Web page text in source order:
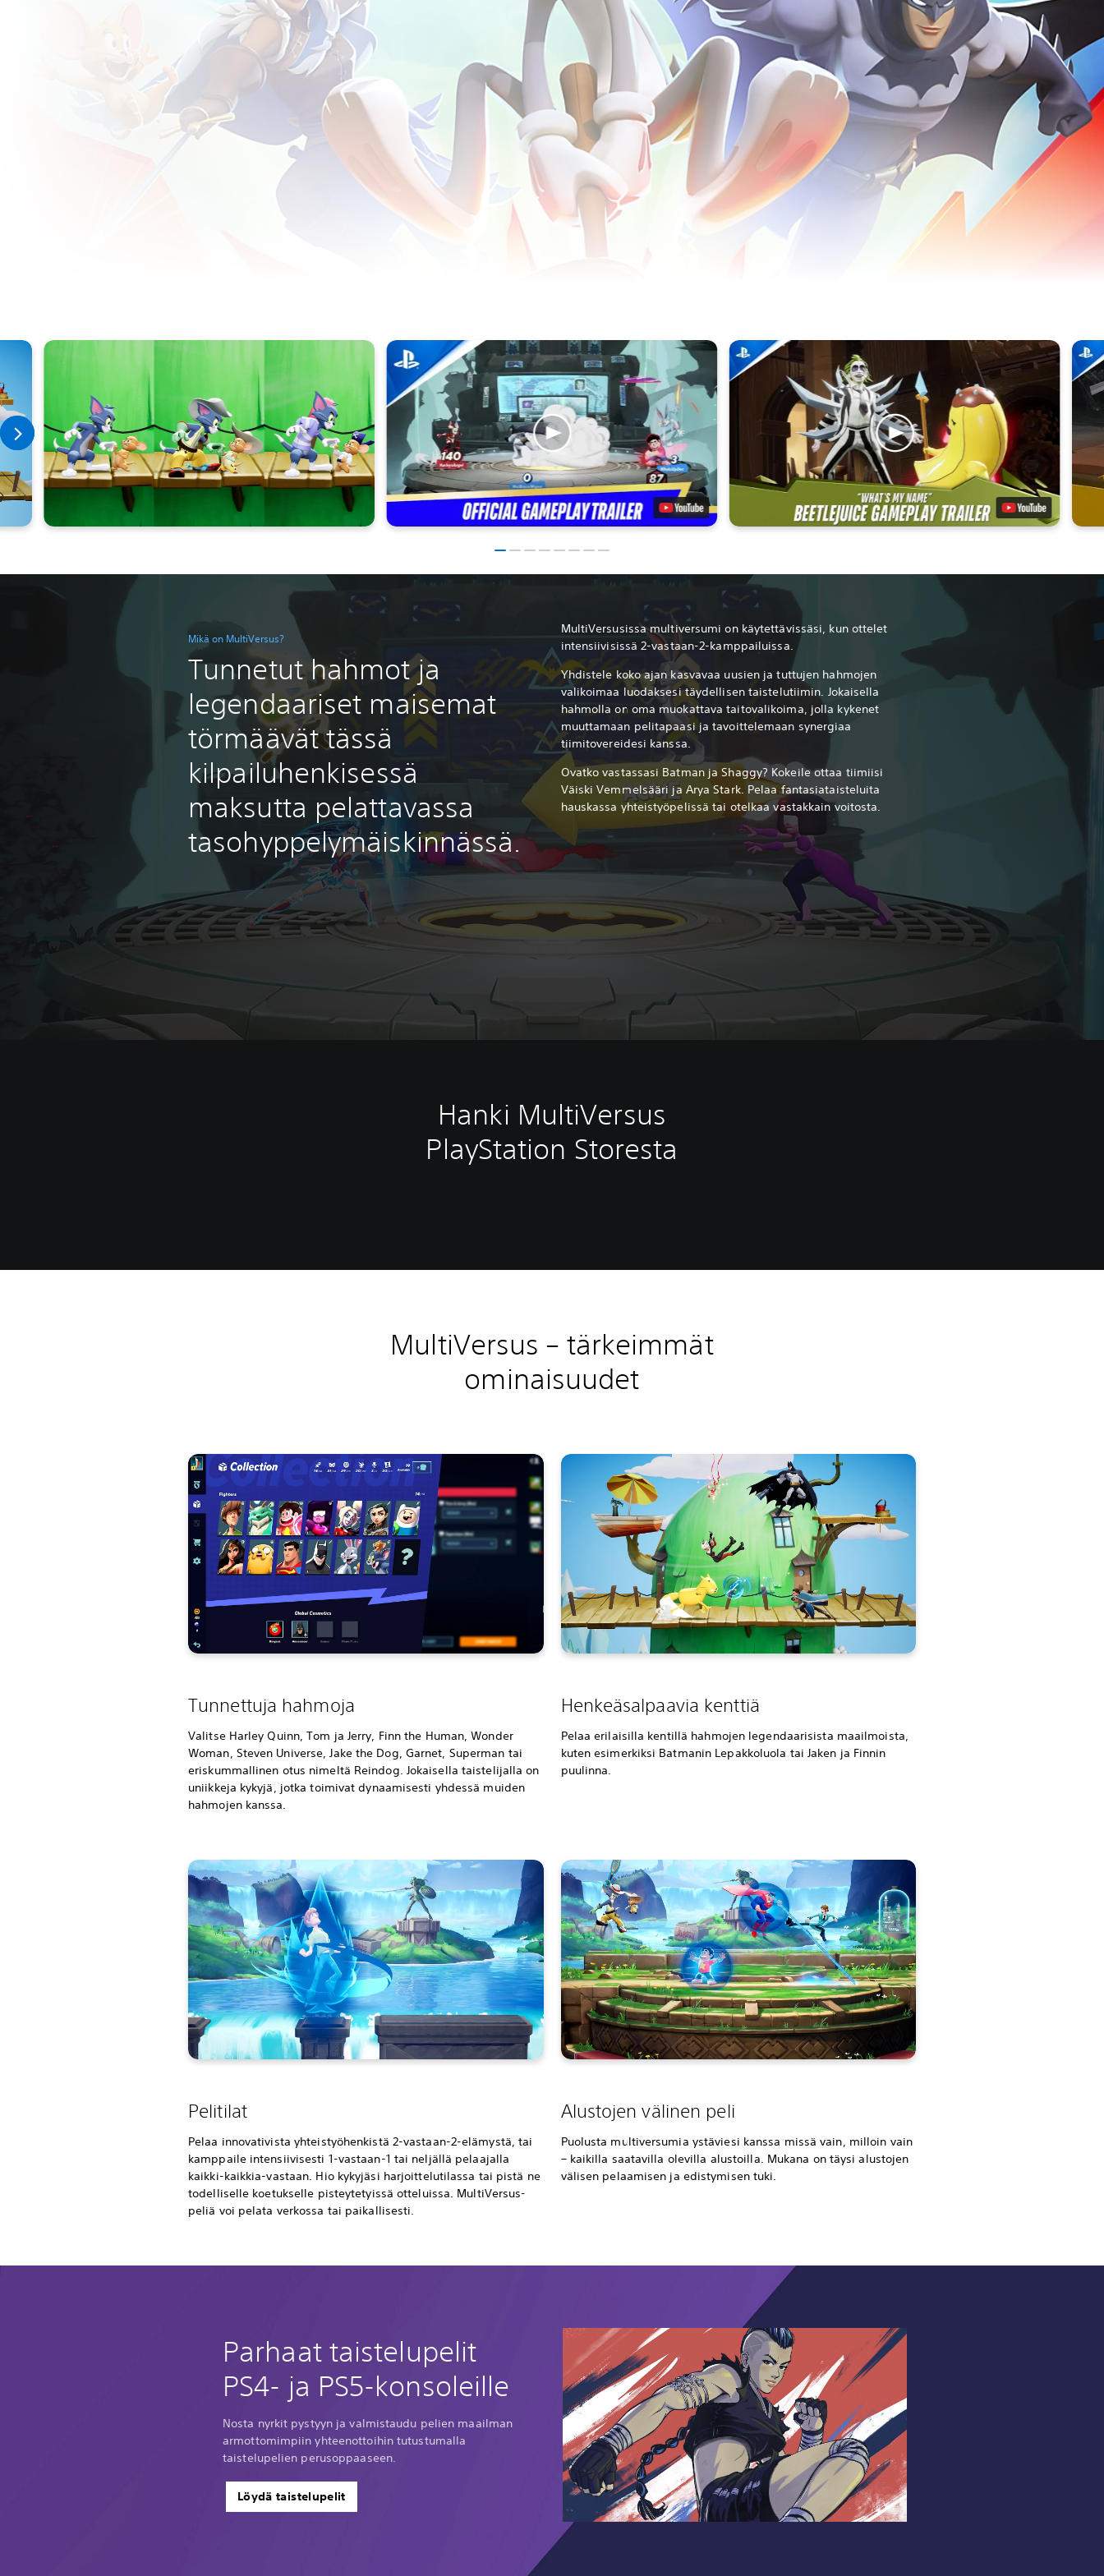
Mikä on MultiVersus?
Tunnetut hahmot ja
legendaariset maisemat
törmäävät tässä
kilpailuhenkisessä
maksutta pelattavassa
tasohyppelymäiskinnässä.
MultiVersusissa multiversumi on käytettävissäsi, kun ottelet
intensiivisissä 2-vastaan-2-kamppailuissa.
Yhdistele koko ajan kasvavaa uusien ja tuttujen hahmojen
valikoimaa luodaksesi täydellisen taistelutiimin. Jokaisella
hahmolla on oma muokattava taitovalikoima, jolla kykenet
muuttamaan pelitapaasi ja tavoittelemaan synergiaa
tiimitovereidesi kanssa.
Ovatko vastassasi Batman ja Shaggy? Kokeile ottaa tiimiisi
Väiski Vemmelsääri ja Arya Stark. Pelaa fantasiataisteluita
hauskassa yhteistyöpelissä tai otelkaa vastakkain voitosta.
Hanki MultiVersus
PlayStation Storesta
MultiVersus – tärkeimmät
ominaisuudet
Tunnettuja hahmoja
Valitse Harley Quinn, Tom ja Jerry, Finn the Human, Wonder
Woman, Steven Universe, Jake the Dog, Garnet, Superman tai
eriskummallinen otus nimeltä Reindog. Jokaisella taistelijalla on
uniikkeja kykyjä, jotka toimivat dynaamisesti yhdessä muiden
hahmojen kanssa.
Henkeäsalpaavia kenttiä
Pelaa erilaisilla kentillä hahmojen legendaarisista maailmoista,
kuten esimerkiksi Batmanin Lepakkoluola tai Jaken ja Finnin
puulinna.
Pelitilat
Pelaa innovativista yhteistyöhenkistä 2-vastaan-2-elämystä, tai
kamppaile intensiivisesti 1-vastaan-1 tai neljällä pelaajalla
kaikki-kaikkia-vastaan. Hio kykyjäsi harjoittelutilassa tai pistä ne
todelliselle koetukselle pisteytetyissä otteluissa. MultiVersus-
peliä voi pelata verkossa tai paikallisesti.
Alustojen välinen peli
Puolusta multiversumia ystäviesi kanssa missä vain, milloin vain
– kaikilla saatavilla olevilla alustoilla. Mukana on täysi alustojen
välisen pelaamisen ja edistymisen tuki.
Parhaat taistelupelit
PS4- ja PS5-konsoleille
Nosta nyrkit pystyyn ja valmistaudu pelien maailman
armottomimpiin yhteenottoihin tutustumalla
taistelupelien perusoppaaseen.
Löydä taistelupelit